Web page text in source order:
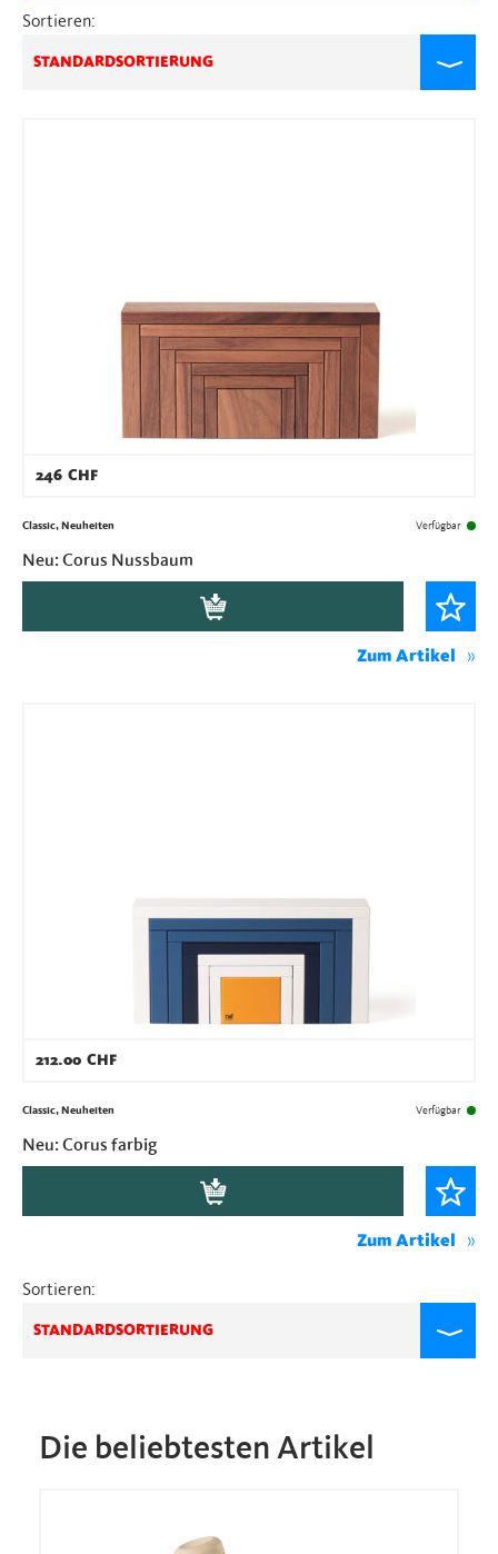
Sortieren:
STANDARDSORTIERUNG
246 CHF
Classic, Neuheiten Verfügbar
Neu: Corus Nussbaum
Zum Artikel
212.00 CHF
Classic, Neuheiten Verfügbar
Neu: Corus farbig
Zum Artikel
Sortieren:
STANDARDSORTIERUNG
Die beliebtesten Artikel